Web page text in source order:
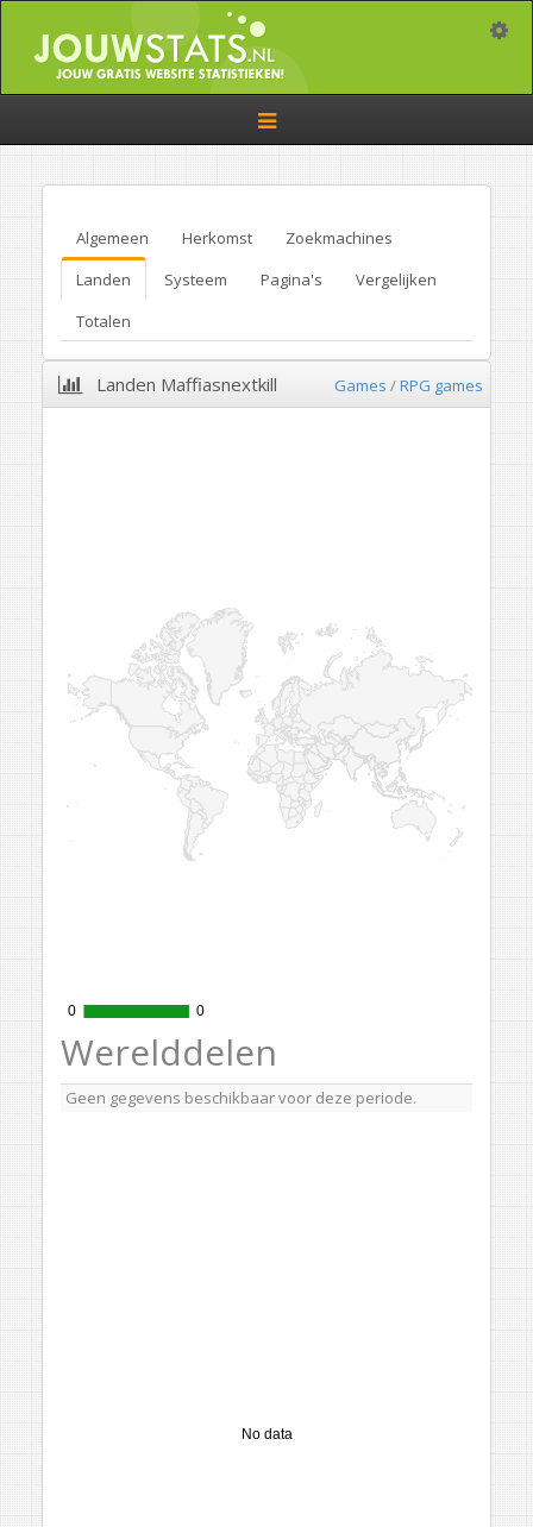
Toggle
navigation
Algemeen Herkomst
Zoekmachines
Landen
Systeem Pagina's
Vergelijken
Totalen
Landen Maffiasnextkill Games /RPG games
0
0 0
0
Werelddelen
Geen gegevens beschikbaar voor deze periode.
No data